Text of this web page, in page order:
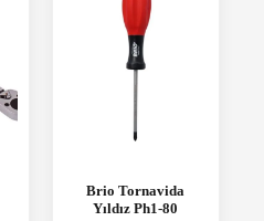
Brio Tornavida
Yıldız Ph1-80